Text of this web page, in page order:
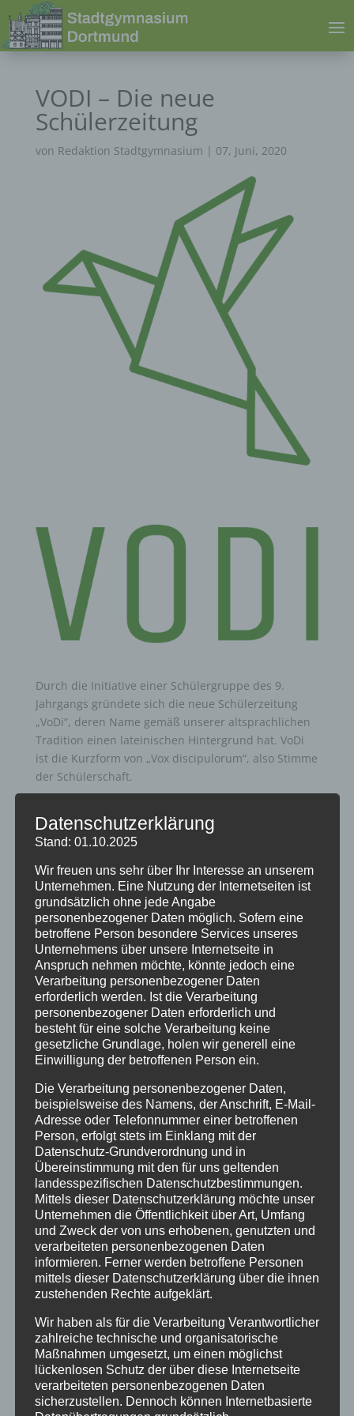
VODI – Die neue
Schülerzeitung
von Redaktion Stadtgymnasium | 07, Juni, 2020
Durch die Initiative einer Schülergruppe des 9.
Jahrgangs gründete sich die neue Schülerzeitung
„VoDi“, deren Name gemäß unserer altsprachlichen
Tradition einen lateinischen Hintergrund hat. VoDi
ist die Kurzform von „Vox discipulorum“, also Stimme
der Schülerschaft.
gedruckte Zeitschrift, sondern als ständig
aktualisierender Blog auf unserer neuen
Das geplante Angebot umfasst aber nicht nur Artikel,
sondern auch ein Videoformat, bestehend aus
Interviews und Reportagen.
Für die Umsetzung benötigen wir tatkräftige
Unterstützung!
Wir suchen Artikelschreiber, Kameramänner und
Videocutter für die folgenden Bereiche:
Schulisches (News, Lob/Kritik, Wünsche),
Gesellschaftliches/Lifestyle,
Videoproduktion/Bildbearbeitung und Unterhaltung
(Interviews, Zitate, Memes)
Schülerinnen und Schüler aus allen Jahrgangsstufen
sind eingeladen, an der Schülerzeitung mitzuwirken!
Vorkenntnisse sind nicht notwendig!
Haben wir Dein Interesse wecken können? Dann
meld Dich doch einfach mal per Mail oder WhatsApp
bei uns!
E-Mail:vodi@stadtgymnasium.com
Handy (Redaktion): 015678726718
Euer Redaktionsteam
Datenschutzerklärung
Stand: 01.10.2025
Wir freuen uns sehr über Ihr Interesse an unserem
Unternehmen. Eine Nutzung der Internetseiten ist
grundsätzlich ohne jede Angabe
personenbezogener Daten möglich. Sofern eine
betroffene Person besondere Services unseres
Unternehmens über unsere Internetseite in
Anspruch nehmen möchte, könnte jedoch eine
Verarbeitung personenbezogener Daten
erforderlich werden. Ist die Verarbeitung
personenbezogener Daten erforderlich und
besteht für eine solche Verarbeitung keine
gesetzliche Grundlage, holen wir generell eine
Einwilligung der betroffenen Person ein.
Die Verarbeitung personenbezogener Daten,
beispielsweise des Namens, der Anschrift, E-Mail-
Adresse oder Telefonnummer einer betroffenen
Person, erfolgt stets im Einklang mit der
Datenschutz-Grundverordnung und in
Übereinstimmung mit den für uns geltenden
landesspezifischen Datenschutzbestimmungen.
Mittels dieser Datenschutzerklärung möchte unser
Unternehmen die Öffentlichkeit über Art, Umfang
und Zweck der von uns erhobenen, genutzten und
verarbeiteten personenbezogenen Daten
informieren. Ferner werden betroffene Personen
mittels dieser Datenschutzerklärung über die ihnen
zustehenden Rechte aufgeklärt.
Wir haben als für die Verarbeitung Verantwortlicher
zahlreiche technische und organisatorische
Maßnahmen umgesetzt, um einen möglichst
lückenlosen Schutz der über diese Internetseite
verarbeiteten personenbezogenen Daten
sicherzustellen. Dennoch können Internetbasierte